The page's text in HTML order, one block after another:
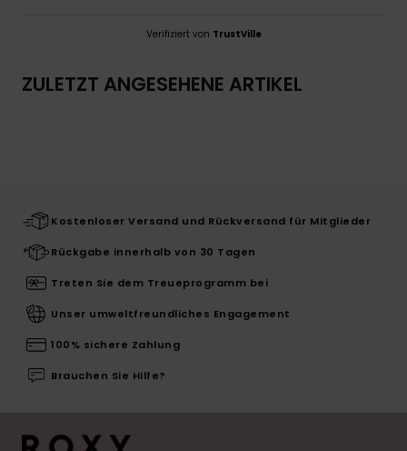
Verifiziert von TrustVille
ZULETZT ANGESEHENE ARTIKEL
Kostenloser Versand und Rückversand für Mitglieder
Rückgabe innerhalb von 30 Tagen
Treten Sie dem Treueprogramm bei
Unser umweltfreundliches Engagement
100% sichere Zahlung
Brauchen Sie Hilfe?